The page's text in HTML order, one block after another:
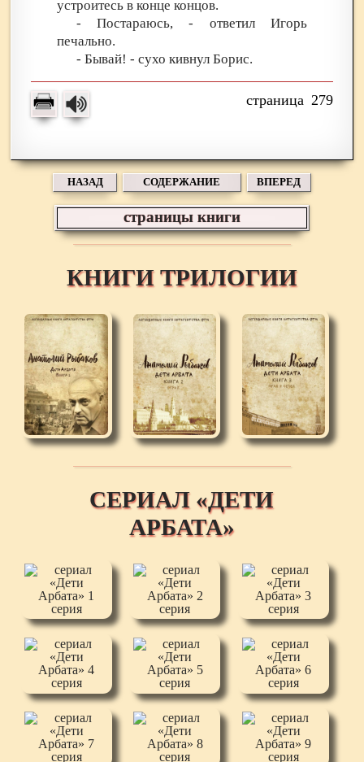
устроитесь в конце концов.
- Постараюсь, - ответил Игорь
печально.
- Бывай! - сухо кивнул Борис.
279
НАЗАД СОДЕРЖАНИЕ ВПЕРЕД
страницы книги
КНИГИ ТРИЛОГИИ
СЕРИАЛ «ДЕТИ
АРБАТА»